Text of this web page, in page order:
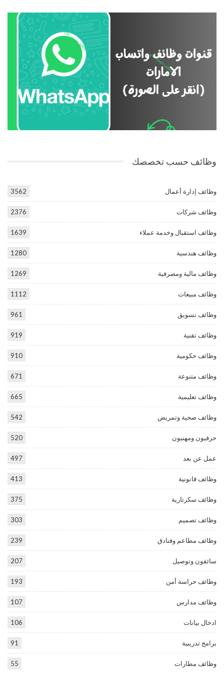
وظائف حسب تخصصك
وظائف إدارة أعمال 3562
وظائف شركات 2376
وظائف استقبال وخدمة عملاء 1639
وظائف هندسية 1280
وظائف مالية ومصرفية 1269
وظائف مبيعات 1112
وظائف تسويق 961
وظائف تقنية 919
وظائف حكومية 910
وظائف متنوعة 671
وظائف تعليمية 665
وظائف صحية وتمريض 542
حرفيون ومهنيون 520
عمل عن بعد 497
وظائف قانونية 413
وظائف سكرتارية 375
وظائف تصميم 303
وظائف مطاعم وفنادق 239
سائقون وتوصيل 207
وظائف حراسة أمن 193
وظائف مدارس 107
ادخال بيانات 106
برامج تدريبية 91
وظائف مطارات 55